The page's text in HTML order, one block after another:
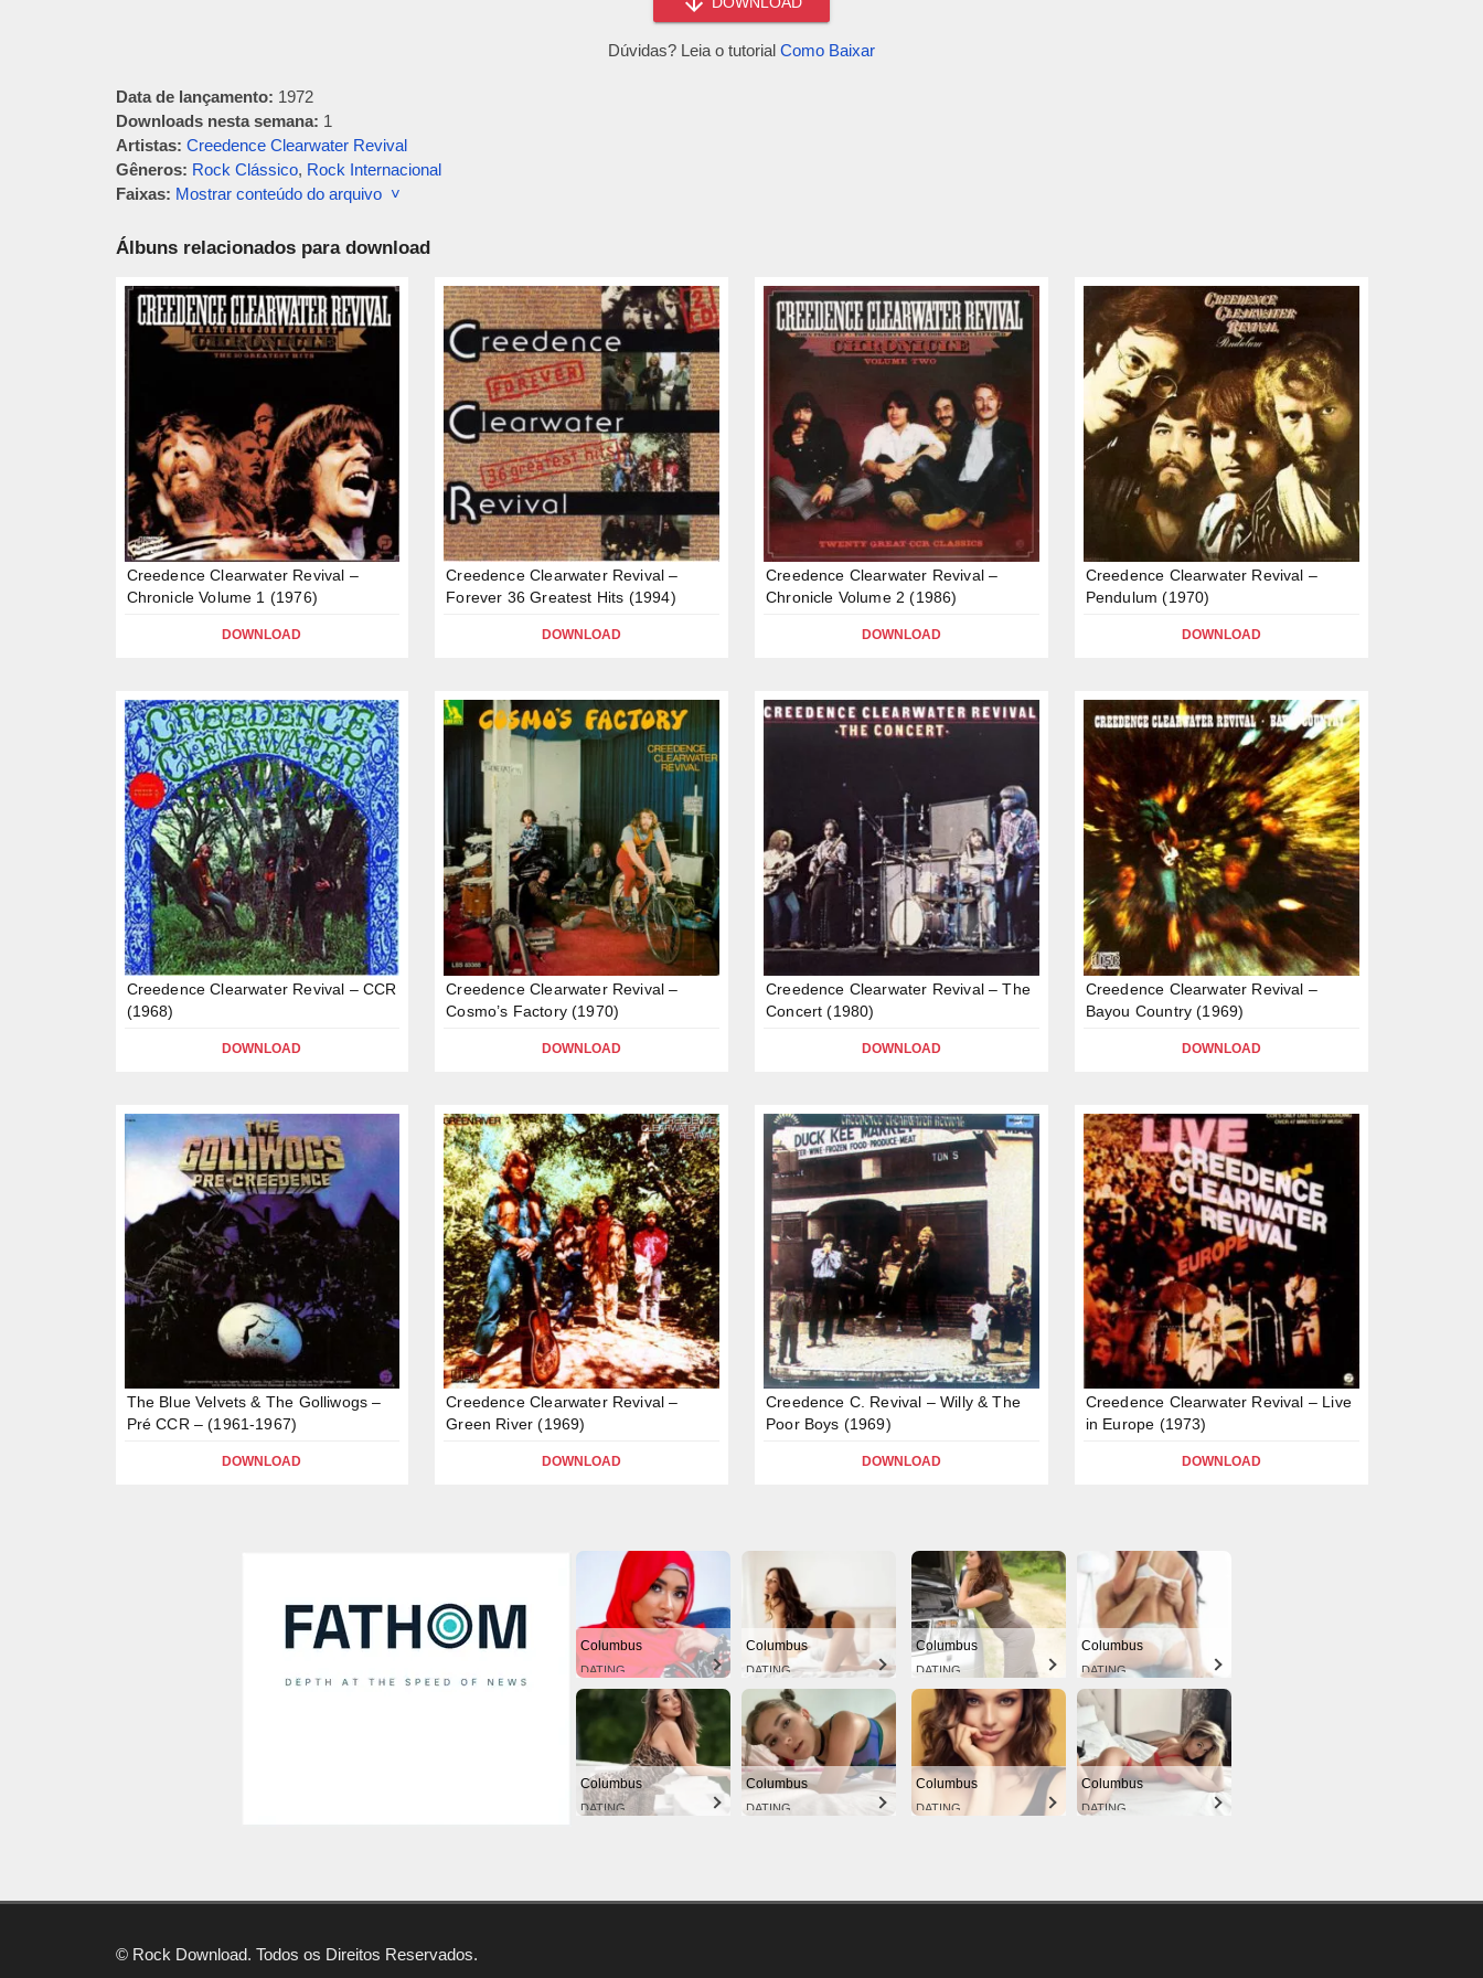
Dúvidas? Leia o tutorial Como Baixar
Data de lançamento: 1972
Downloads nesta semana: 1
Artistas: Creedence Clearwater Revival
Gêneros: Rock Clássico, Rock Internacional
Faixas: Mostrar conteúdo do arquivo ˅
Álbuns relacionados para download
Creedence Clearwater Revival –
Chronicle Volume 1 (1976)
DOWNLOAD
Creedence Clearwater Revival –
Forever 36 Greatest Hits (1994)
DOWNLOAD
Creedence Clearwater Revival –
Chronicle Volume 2 (1986)
DOWNLOAD
Creedence Clearwater Revival –
Pendulum (1970)
DOWNLOAD
Creedence Clearwater Revival – CCR
(1968)
DOWNLOAD
Creedence Clearwater Revival –
Cosmo’s Factory (1970)
DOWNLOAD
Creedence Clearwater Revival – The
Concert (1980)
DOWNLOAD
Creedence Clearwater Revival –
Bayou Country (1969)
DOWNLOAD
The Blue Velvets & The Golliwogs –
Pré CCR – (1961-1967)
DOWNLOAD
Creedence Clearwater Revival –
Green River (1969)
DOWNLOAD
Creedence C. Revival – Willy & The
Poor Boys (1969)
DOWNLOAD
Creedence Clearwater Revival – Live
in Europe (1973)
DOWNLOAD
Columbus
DATING
Columbus
DATING
Columbus
DATING
Columbus
DATING
Columbus
DATING
Columbus
DATING
Columbus
DATING
Columbus
DATING
© Rock Download. Todos os Direitos Reservados.